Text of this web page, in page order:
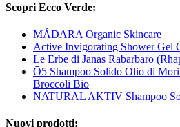
Scopri Ecco Verde:
MÁDARA Organic Skincare
Active Invigorating Shower Gel
Le Erbe di Janas Rabarbaro
Ō5 Shampoo Solido Olio di
Broccoli Bio
NATURAL AKTIV Shampoo
Nuovi prodotti: